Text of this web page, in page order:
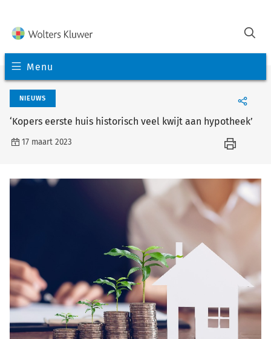
Menu
NIEUWS
‘Kopers eerste huis historisch veel kwijt aan hypotheek’
17 maart 2023